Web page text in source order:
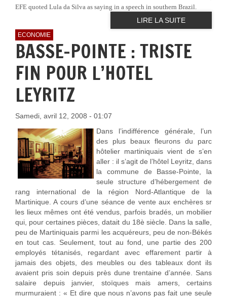
EFE quoted Lula da Silva as saying in a speech in southern Brazil.
LIRE LA SUITE
ECONOMIE
BASSE-POINTE : TRISTE
FIN POUR L’HOTEL
LEYRITZ
Samedi, avril 12, 2008 - 01:07
Dans l’indifférence générale, l’un
des plus beaux fleurons du parc
hôtelier martiniquais vient de s’en
aller : il s’agit de l’hôtel Leyritz, dans
la commune de Basse-Pointe, la
seule structure d’hébergement de
rang international de la région Nord-Atlantique de la
Martinique. A cours d’une séance de vente aux enchères sr
les lieux mêmes ont été vendus, parfois bradés, un mobilier
qui, pour certaines pièces, datait du 18è siècle. Dans la salle,
peu de Martiniquais parmi les acquéreurs, peu de non-Békés
en tout cas. Seulement, tout au fond, une partie des 200
employés tétanisés, regardant avec effarement partir à
jamais des objets, des meubles ou des tableaux dont ils
avaient pris soin depuis près dune trentaine d’année. Sans
salaire depuis janvier, stoïques mais amers, certains
murmuraient : « Et dire que nous n’avons pas fait une seule